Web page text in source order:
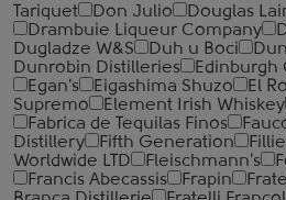
Tariquet
Don Julio Douglas
Drambuie Liqueur Company
Dugladze W&S
Duh u Boci
Dunrobin Distilleries
Edinburgh
Egan's
Eigashima Shuzo El
Supremo
Element Irish Whiskey
Fabrica de Tequilas Finos
Distillery
Fifth Generation
Worldwide LTD
Fleischmann's
Francis Abecassis
Frapin